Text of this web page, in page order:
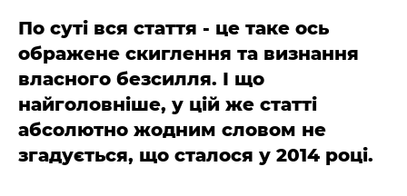
По суті вся стаття - це таке ось
ображене скиглення та визнання
власного безсилля. І що
найголовніше, у цій же статті
абсолютно жодним словом не
згадується, що сталося у 2014 році.